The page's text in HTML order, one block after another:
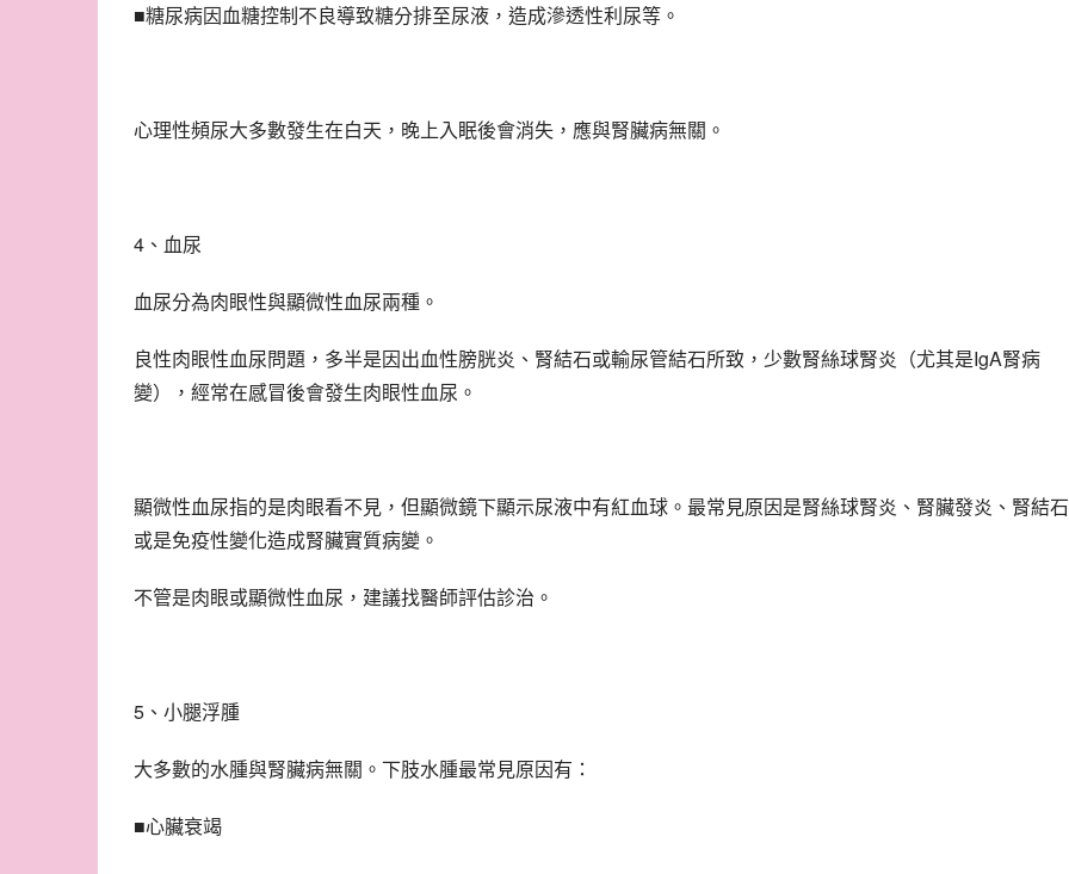
■糖尿病因血糖控制不良導致糖分排至尿液，造成滲透性利尿等。
心理性頻尿大多數發生在白天，晚上入眠後會消失，應與腎臟病無關。
4、血尿
血尿分為肉眼性與顯微性血尿兩種。
良性肉眼性血尿問題，多半是因出血性膀胱炎、腎結石或輸尿管結石所致，少數腎絲球腎炎（尤其是IgA腎病
變），經常在感冒後會發生肉眼性血尿。
顯微性血尿指的是肉眼看不見，但顯微鏡下顯示尿液中有紅血球。最常見原因是腎絲球腎炎、腎臟發炎、腎結
或是免疫性變化造成腎臟實質病變。
不管是肉眼或顯微性血尿，建議找醫師評估診治。
5、小腿浮腫
大多數的水腫與腎臟病無關。下肢水腫最常見原因有：
■心臟衰竭